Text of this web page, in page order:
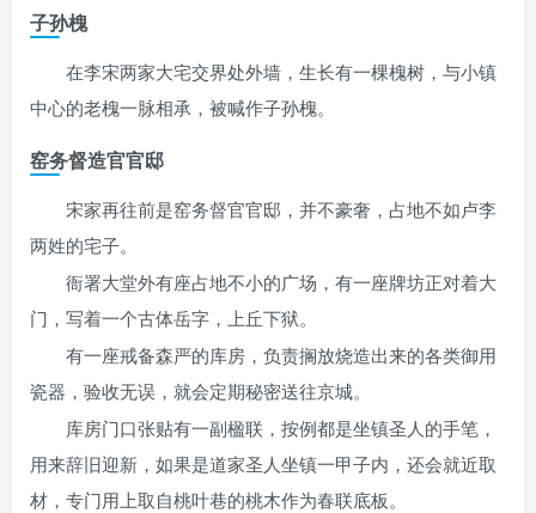
子孙槐
在李宋两家大宅交界处外墙，生长有一棵槐树，与小镇
中心的老槐一脉相承，被喊作子孙槐。
窑务督造官官邸
宋家再往前是窑务督官官邸，并不豪奢，占地不如卢李
两姓的宅子。
衙署大堂外有座占地不小的广场，有一座牌坊正对着大
门，写着一个古体岳字，上丘下狱。
有一座戒备森严的库房，负责搁放烧造出来的各类御用
瓷器，验收无误，就会定期秘密送往京城。
库房门口张贴有一副楹联，按例都是坐镇圣人的手笔，
用来辞旧迎新，如果是道家圣人坐镇一甲子内，还会就近取
材，专门用上取自桃叶巷的桃木作为春联底板。